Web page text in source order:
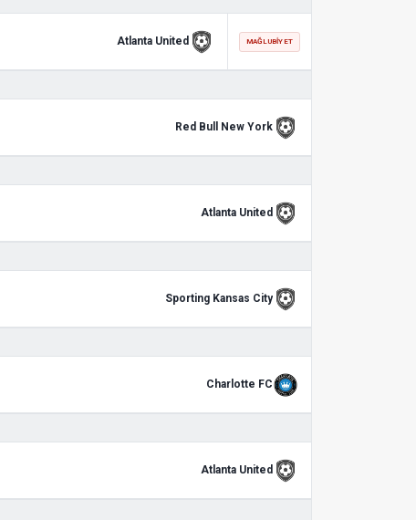
Atlanta United MAĞLUBIYET
Red Bull New York
Atlanta United
Sporting Kansas City
Charlotte FC
Atlanta United